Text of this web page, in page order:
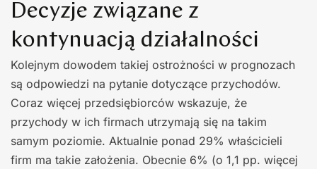
Decyzje związane z
kontynuacją działalności
Kolejnym dowodem takiej ostrożności w prognozach
są odpowiedzi na pytanie dotyczące przychodów.
Coraz więcej przedsiębiorców wskazuje, że
przychody w ich firmach utrzymają się na takim
samym poziomie. Aktualnie ponad 29% właścicieli
firm ma takie założenia. Obecnie 6% (o 1,1 pp. więcej